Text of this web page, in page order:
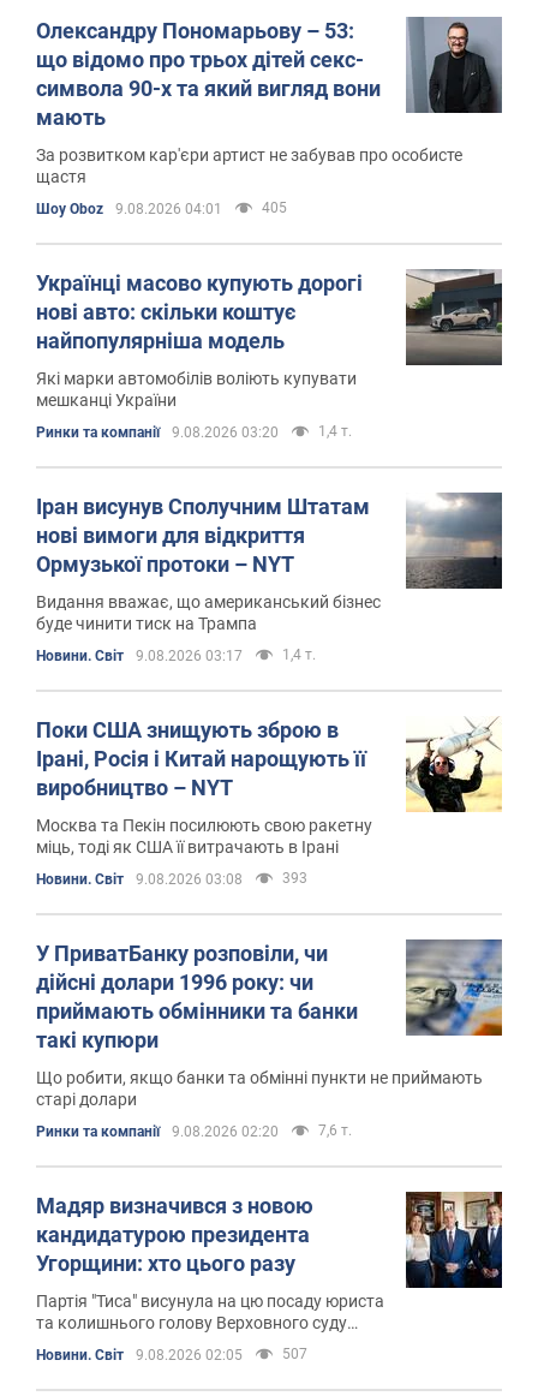
Олександру Пономарьову – 53:
що відомо про трьох дітей секс-
символа 90-х та який вигляд вони
мають
За розвитком кар'єри артист не забував про особисте
щастя
Шоу Oboz 9.08.2026 04:01 405
Українці масово купують дорогі
нові авто: скільки коштує
найпопулярніша модель
Які марки автомобілів воліють купувати
мешканці України
Ринки та компанії 9.08.2026 03:20 1,4 т.
Іран висунув Сполучним Штатам
нові вимоги для відкриття
Ормузької протоки – NYT
Видання вважає, що американський бізнес
буде чинити тиск на Трампа
Новини. Світ 9.08.2026 03:17 1,4 т.
Поки США знищують зброю в
Ірані, Росія і Китай нарощують її
виробництво – NYT
Москва та Пекін посилюють свою ракетну
міць, тоді як США її витрачають в Ірані
Новини. Світ 9.08.2026 03:08 393
У ПриватБанку розповіли, чи
дійсні долари 1996 року: чи
приймають обмінники та банки
такі купюри
Що робити, якщо банки та обмінні пункти не приймають
старі долари
Ринки та компанії 9.08.2026 02:20 7,6 т.
Мадяр визначився з новою
кандидатурою президента
Угорщини: хто цього разу
Партія "Тиса" висунула на цю посаду юриста
та колишнього голову Верховного суду
Андраша Баку
Новини. Світ 9.08.2026 02:05 507